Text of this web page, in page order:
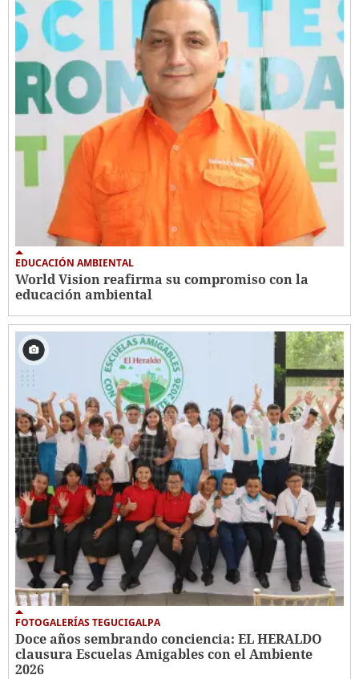
EDUCACIÓN AMBIENTAL
World Vision reafirma su compromiso con la
educación ambiental
FOTOGALERÍAS TEGUCIGALPA
Doce años sembrando conciencia: EL HERALDO
clausura Escuelas Amigables con el Ambiente
2026